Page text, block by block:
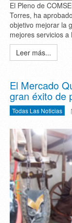
El Pleno de
Torres, ha
objetivo mejorar la
mejores servicios
Leer más...
El Mercado
gran éxito de
Todas Las Noticias